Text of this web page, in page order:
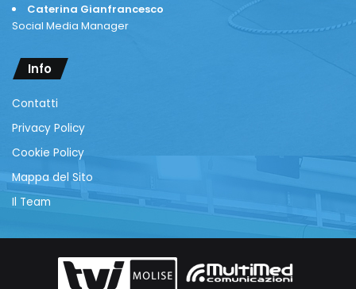
Caterina Gianfrancesco
Social Media Manager
Info
Contatti
Privacy Policy
Cookie Policy
Mappa del Sito
Il Team